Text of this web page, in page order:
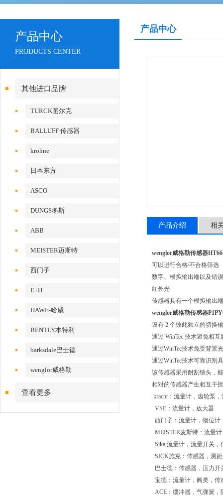
产品中心
PRODUCTS CENTER
其他进口品牌
TURCK图尔克
BALLUFF 传感器
krohne
日本东方
ASCO
DUNGS冬斯
ABB
MEISTER迈斯特
西门子
E+H
HAWE-哈威
BENTLY本特利
barksdale巴士德
wenglor威格勒
查看更多
产品中心
产品介绍 相
wenglor威格勒传感器
可以进行合格/不合格筛选
数字、模拟输出端以及错
红外光
传感器具有一个模拟输出
wenglor威格勒传感器
设有 2 个彼此独立的切换
通过 WinTec 技术避免相互
通过WinTec技术免受背景
通过WinTec技术可靠识别
该传感器采用耐刮镜头，
相对的传感器产生相互干
kracht：流量计，齿轮泵
VSE：流量计，放大器
西门子：流量计，物位计
MEISTER麦斯特：流量计
Sika:流量计，流量开关，
SICK施克：传感器，测
巴士德：传感器，压力开
宝德：流量计，阀类，传
ACE：缓冲器，气弹簧，